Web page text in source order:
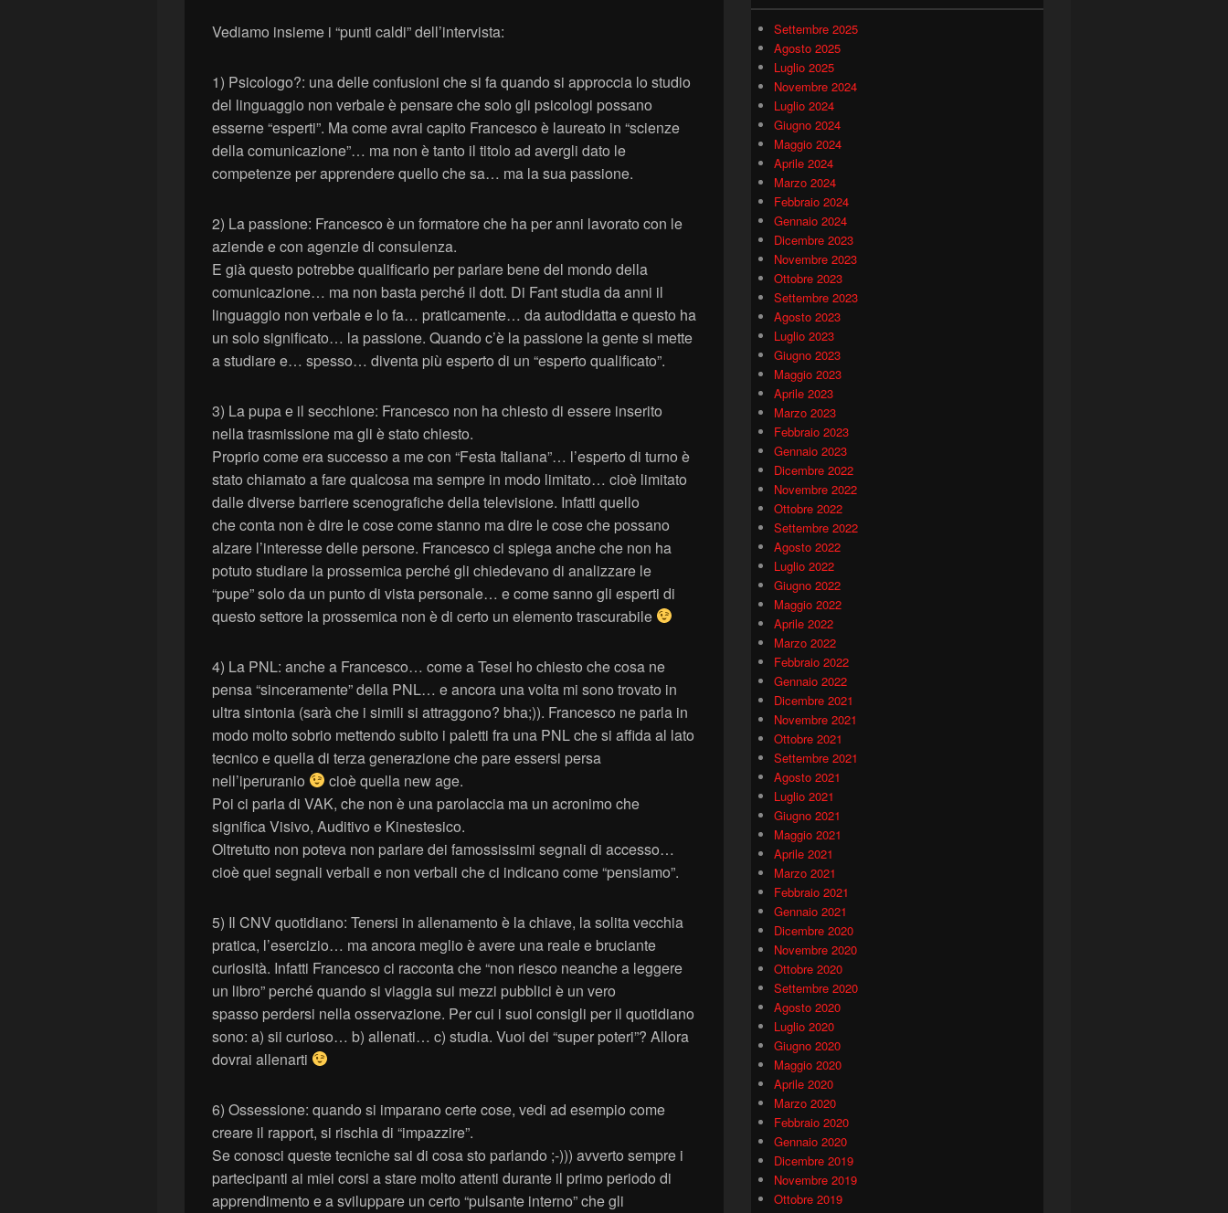
Vediamo insieme i “punti caldi” dell’intervista:
1) Psicologo?: una delle confusioni che si fa quando si approccia lo studio
del linguaggio non verbale è pensare che solo gli psicologi possano
esserne “esperti”. Ma come avrai capito Francesco è laureato in “scienze
della comunicazione”… ma non è tanto il titolo ad avergli dato le
competenze per apprendere quello che sa… ma la sua passione.
2) La passione: Francesco è un formatore che ha per anni lavorato con le
aziende e con agenzie di consulenza.
E già questo potrebbe qualificarlo per parlare bene del mondo della
comunicazione… ma non basta perché il dott. Di Fant studia da anni il
linguaggio non verbale e lo fa… praticamente… da autodidatta e questo ha
un solo significato… la passione. Quando c’è la passione la gente si mette
a studiare e… spesso… diventa più esperto di un “esperto qualificato”.
3) La pupa e il secchione: Francesco non ha chiesto di essere inserito
nella trasmissione ma gli è stato chiesto.
Proprio come era successo a me con “Festa Italiana”… l’esperto di turno è
stato chiamato a fare qualcosa ma sempre in modo limitato… cioè limitato
dalle diverse barriere scenografiche della televisione. Infatti quello
che conta non è dire le cose come stanno ma dire le cose che possano
alzare l’interesse delle persone. Francesco ci spiega anche che non ha
potuto studiare la prossemica perché gli chiedevano di analizzare le
“pupe” solo da un punto di vista personale… e come sanno gli esperti di
questo settore la prossemica non è di certo un elemento trascurabile
4) La PNL: anche a Francesco… come a Tesei ho chiesto che cosa ne
pensa “sinceramente” della PNL… e ancora una volta mi sono trovato in
ultra sintonia (sarà che i simili si attraggono? bha;)). Francesco ne parla in
modo molto sobrio mettendo subito i paletti fra una PNL che si affida al lato
tecnico e quella di terza generazione che pare essersi persa
nell’iperuranio
cioè quella new age.
Poi ci parla di VAK, che non è una parolaccia ma un acronimo che
significa Visivo, Auditivo e Kinestesico.
Oltretutto non poteva non parlare dei famossissimi segnali di accesso…
cioè quei segnali verbali e non verbali che ci indicano come “pensiamo”.
5) Il CNV quotidiano: Tenersi in allenamento è la chiave, la solita vecchia
pratica, l’esercizio… ma ancora meglio è avere una reale e bruciante
curiosità. Infatti Francesco ci racconta che “non riesco neanche a leggere
un libro” perché quando si viaggia sui mezzi pubblici è un vero
spasso perdersi nella osservazione. Per cui i suoi consigli per il quotidiano
sono: a) sii curioso… b) allenati… c) studia. Vuoi dei “super poteri”? Allora
dovrai allenarti
6) Ossessione: quando si imparano certe cose, vedi ad esempio come
creare il rapport, si rischia di “impazzire”.
Se conosci queste tecniche sai di cosa sto parlando ;-))) avverto sempre i
partecipanti ai miei corsi a stare molto attenti durante il primo periodo di
apprendimento e a sviluppare un certo “pulsante interno” che gli
Settembre 2025
Agosto 2025
Luglio 2025
Novembre 2024
Luglio 2024
Giugno 2024
Maggio 2024
Aprile 2024
Marzo 2024
Febbraio 2024
Gennaio 2024
Dicembre 2023
Novembre 2023
Ottobre 2023
Settembre 2023
Agosto 2023
Luglio 2023
Giugno 2023
Maggio 2023
Aprile 2023
Marzo 2023
Febbraio 2023
Gennaio 2023
Dicembre 2022
Novembre 2022
Ottobre 2022
Settembre 2022
Agosto 2022
Luglio 2022
Giugno 2022
Maggio 2022
Aprile 2022
Marzo 2022
Febbraio 2022
Gennaio 2022
Dicembre 2021
Novembre 2021
Ottobre 2021
Settembre 2021
Agosto 2021
Luglio 2021
Giugno 2021
Maggio 2021
Aprile 2021
Marzo 2021
Febbraio 2021
Gennaio 2021
Dicembre 2020
Novembre 2020
Ottobre 2020
Settembre 2020
Agosto 2020
Luglio 2020
Giugno 2020
Maggio 2020
Aprile 2020
Marzo 2020
Febbraio 2020
Gennaio 2020
Dicembre 2019
Novembre 2019
Ottobre 2019